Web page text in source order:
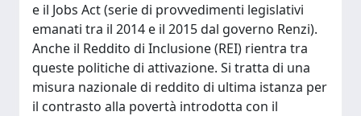
e il Jobs Act (serie di provvedimenti legislativi
emanati tra il 2014 e il 2015 dal governo Renzi).
Anche il Reddito di Inclusione (REI) rientra tra
queste politiche di attivazione. Si tratta di una
misura nazionale di reddito di ultima istanza per
il contrasto alla povertà introdotta con il